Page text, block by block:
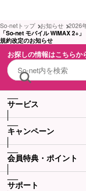
So-netトップ お知らせ 2026
「So-net モバイル WiMAX 2+
規約改定のお知らせ
お探しの情報はこちらか
サービス
キャンペーン
会員特典・ポイント
サポート